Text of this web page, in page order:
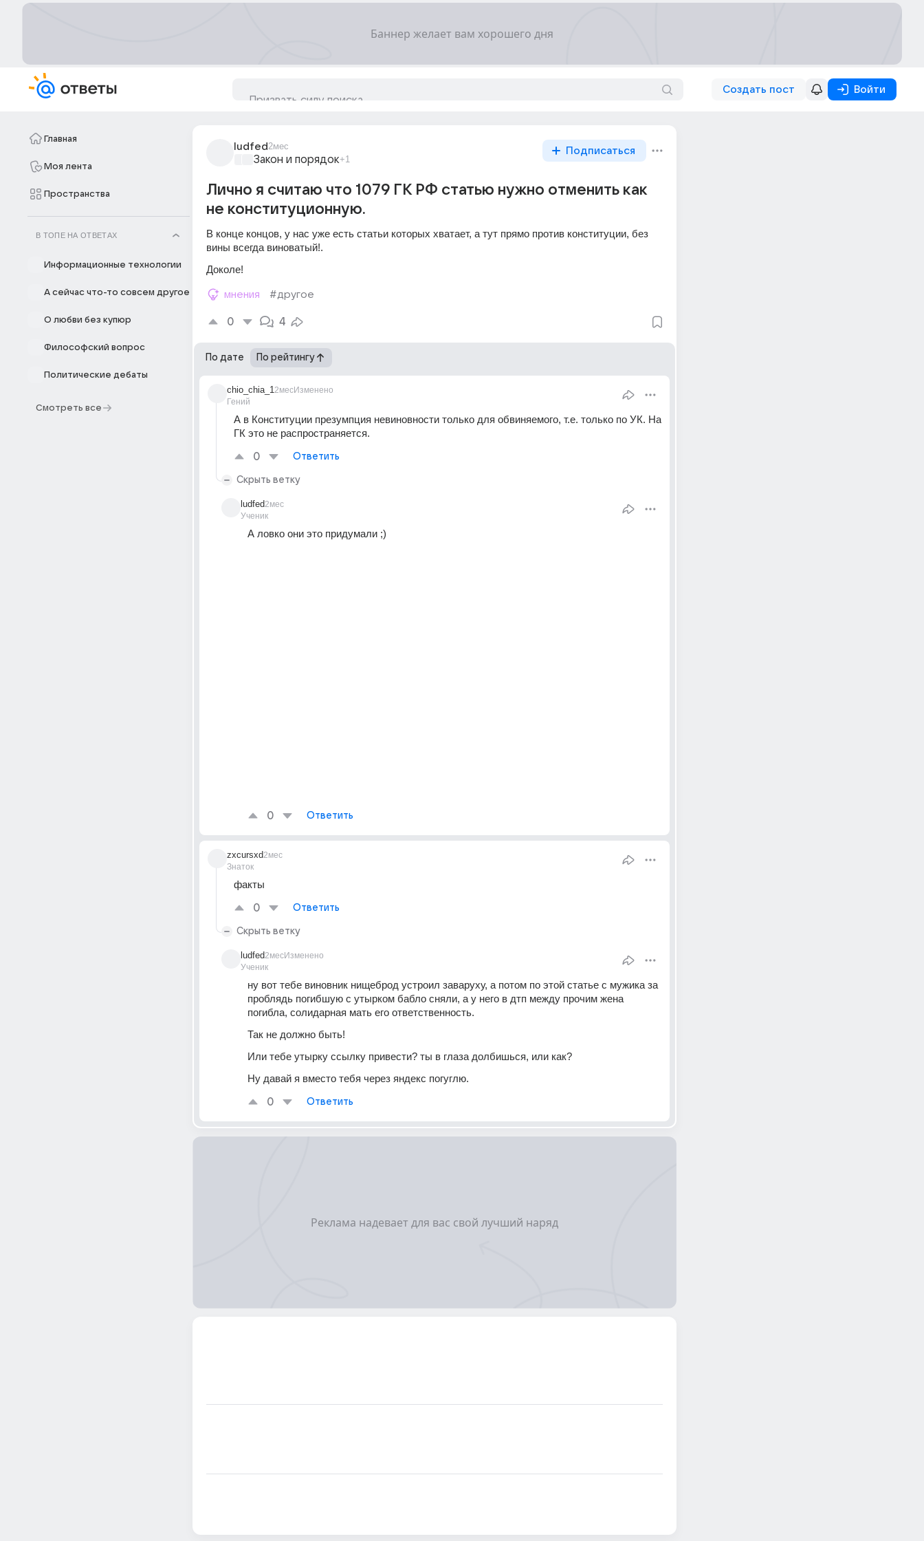
Создать пост Войти
Главная
Моя лента
Пространства
В ТОПЕ НА ОТВЕТАХ
Информационные технологии
А сейчас что-то совсем другое
О любви без купюр
Философский вопрос
Политические дебаты
Смотреть все
ludfed2мес
Закон и порядок+1
Подписаться
Лично я считаю что 1079 ГК РФ статью нужно отменить как
не конституционную.
В конце концов, у нас уже есть статьи которых хватает, а тут прямо против конституции, без
вины всегда виноватый!.
Доколе!
мнения #другое
0 4
По дате По рейтингу
chio_chia_1
Гений
2месИзменено
А в Конституции презумпция невиновности только для обвиняемого, т.е. только по УК. На
ГК это не распространяется.
0 Ответить
Скрыть ветку
ludfed
Ученик
2мес
А ловко они это придумали ;)
0 Ответить
zxcursxd
Знаток
2мес
факты
0 Ответить
Скрыть ветку
ludfed
Ученик
2месИзменено
ну вот тебе виновник нищеброд устроил заваруху, а потом по этой статье с мужика за
проблядь погибшую с утырком бабло сняли, а у него в дтп между прочим жена
погибла, солидарная мать его ответственность.
Так не должно быть!
Или тебе утырку ссылку привести? ты в глаза долбишься, или как?
Ну давай я вместо тебя через яндекс погуглю.
0 Ответить